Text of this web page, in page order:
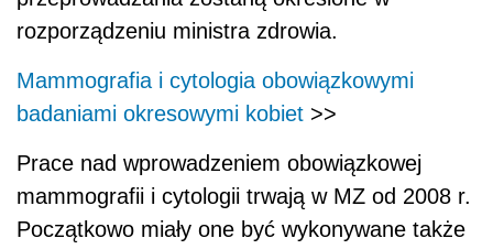
rozporządzeniu ministra zdrowia.
Mammografia i cytologia obowiązkowymi
badaniami okresowymi kobiet >>
Prace nad wprowadzeniem obowiązkowej
mammografii i cytologii trwają w MZ od 2008 r.
Początkowo miały one być wykonywane także